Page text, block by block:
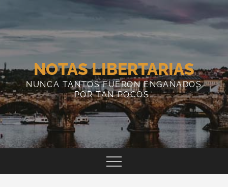
content
NOTAS LIBERTARIAS
NUNCA TANTOS FUERON ENGAÑADOS
POR TAN POCOS…